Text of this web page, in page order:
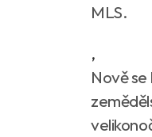
MLS.
,
Nově